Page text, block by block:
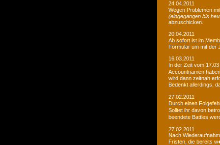
24.04.2011
Wegen Problemen
(eingegangen bis
abzuschicken.
20.04.2011
Ab sofort ist im
Formular um mit der
16.03.2011
In der Zeit vom
Accountnamen
wird dann zeitnah
Bedenkt allerdings,
27.02.2011
Durch einen
Solltet ihr davon
beendete Battles
27.02.2011
Nach
Fristen, die bereits